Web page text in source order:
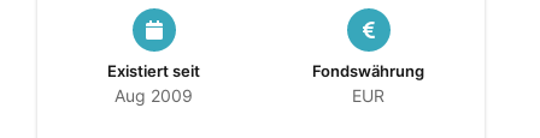
Existiert seit
Aug 2009
Fondswährung
EUR